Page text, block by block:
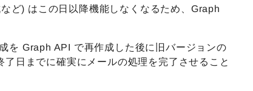
ど) はこの日以降機能しなくなるため、Graph
を Graph API で再作成した後に旧バージョンの
日までに確実にメールの処理を完了させること